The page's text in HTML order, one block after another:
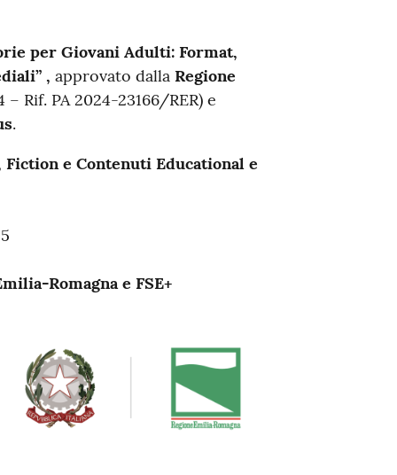
per Giovani Adulti: Format,
, approvato dalla Regione
Rif. PA 2024-23166/RER) e
.
e Contenuti Educational e
Romagna e FSE+